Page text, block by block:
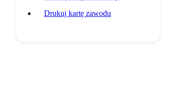
Drukuj kartę zawodu